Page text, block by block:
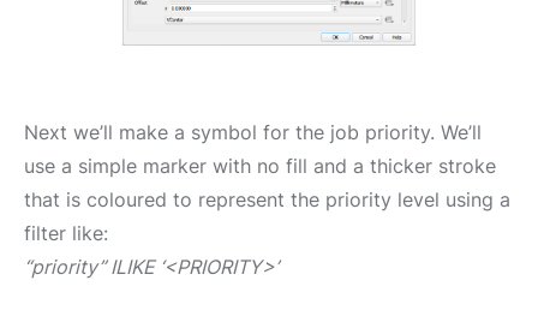
Next we’ll make a symbol for the job priority. We’ll
use a simple marker with no fill and a thicker stroke
that is coloured to represent the priority level using a
filter like:
“priority” ILIKE ‘<PRIORITY>’